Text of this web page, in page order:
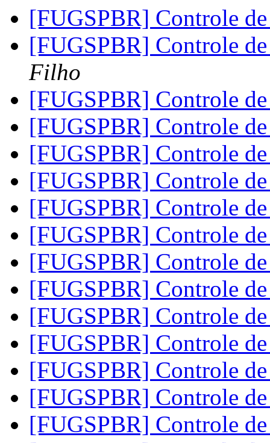
[FUGSPBR] Controle
[FUGSPBR] Controle
Filho
[FUGSPBR] Controle
[FUGSPBR] Controle
[FUGSPBR] Controle
[FUGSPBR] Controle
[FUGSPBR] Controle
[FUGSPBR] Controle
[FUGSPBR] Controle
[FUGSPBR] Controle
[FUGSPBR] Controle
[FUGSPBR] Controle
[FUGSPBR] Controle
[FUGSPBR] Controle
[FUGSPBR] Controle